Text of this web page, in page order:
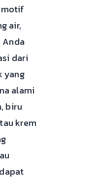
motif
air,
dari
yang
alami
biru
krem